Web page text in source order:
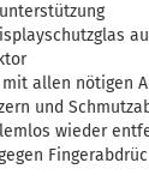
allen nötigen
und
wieder